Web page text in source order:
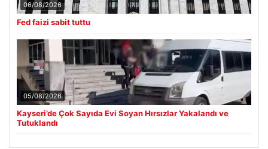
06/08/2026
Fed faizi sabit tuttu
05/08/2026
Kayseri’de Çok Sayıda Evi Soyan Hırsızlar Yakalandı ve
Tutuklandı